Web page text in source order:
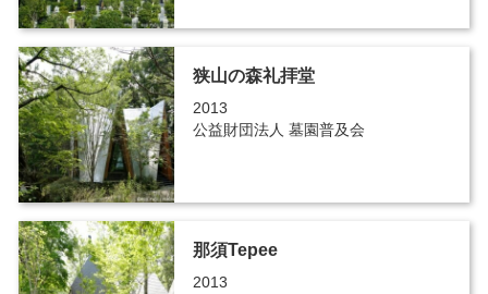
狭山の森礼拝堂
2013
公益財団法人 墓園普及会
那須Tepee
2013